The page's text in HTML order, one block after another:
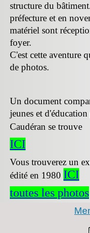
structure du
préfecture et en
matériel sont
foyer.
C'est cette aventure
de photos.
Un document
jeunes et
Caudéran se trouve
ICI
Vous trouverez un
édité en 1980 ICI
toutes les photos